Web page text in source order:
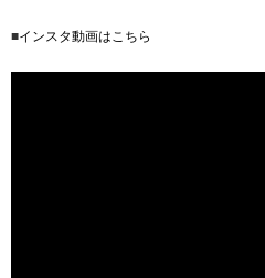
■インスタ動画はこちら